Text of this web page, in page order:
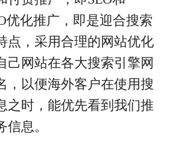
优化推广，即是迎合搜索
点，采用合理的网站优化
己网站在各大搜索引擎网
，以便海外客户在使用搜
之时，能优先看到我们推
息。